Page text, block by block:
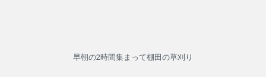
早朝の2時間集まって棚田の草刈り